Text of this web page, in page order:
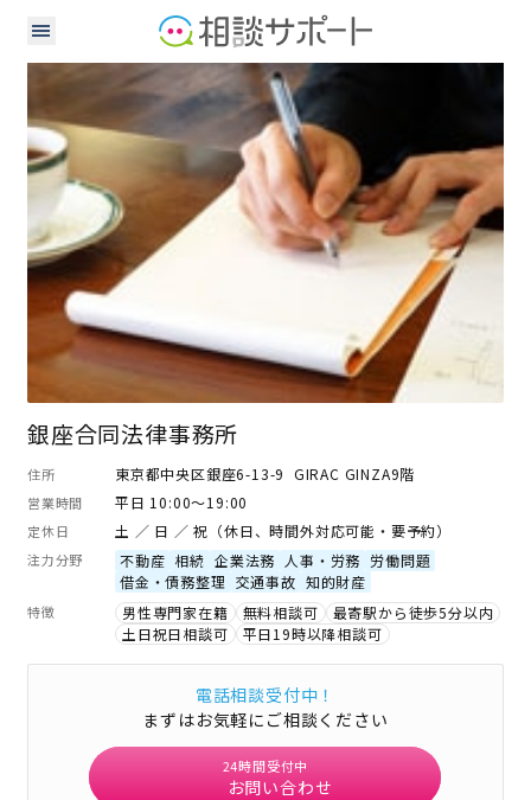
銀座合同法律事務所
住所 東京都中央区銀座6-13-9 GIRAC GINZA9階
営業時間 平日 10:00～19:00
定休日 土 ／ 日 ／ 祝（休日、時間外対応可能・要予約）
注力分野 不動産 相続 企業法務 人事・労務 労働問題
借金・債務整理 交通事故 知的財産
特徴 男性専門家在籍 無料相談可
最寄駅から徒歩5分以内
土日祝日相談可
平日19時以降相談可
電話相談受付中！
まずはお気軽にご相談ください
24時間受付中
お問い合わせ